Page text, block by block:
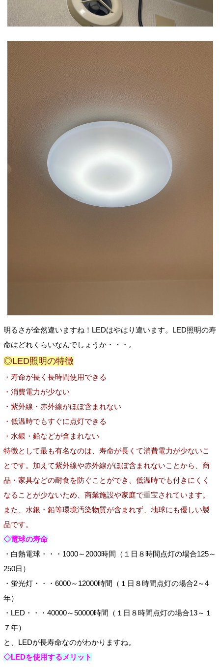
明るさが全然違いますね！LEDはやはり違います。LED照明の寿
命はどれくらいなんでしょうか・・・。
◎LED照明の特徴
・寿命が長く長時間使用できる
・消費電力が少ない
・紫外線・赤外線がほぼ含まれない
・低温時でもすぐに点灯できる
・水銀・鉛などが含まれない
特徴として最も有名なのは、寿命が長くて消費電力が少ないこ
とです。加えて紫外線や赤外線がほぼ含まれないことから、商
品・家具などの耐食を防ぐことができ、低温時でも付きにくく
なることが少ないため、商業施設や家庭で重宝されています。
また、水銀・鉛等環境汚染物質が含まれず、地球にも優しい製
品です。
◇電球の寿命
・白熱電球・・・1000～2000時間（１日８時間点灯の場合125～
250日）
・蛍光灯・・・6000～12000時間（１日８時間点灯の場合2～4
年）
・LED・・・40000～50000時間（１日８時間点灯の場合13～１
７年）
と、LEDが長寿命なのがわかりますね。
◇LEDを使用するメリット